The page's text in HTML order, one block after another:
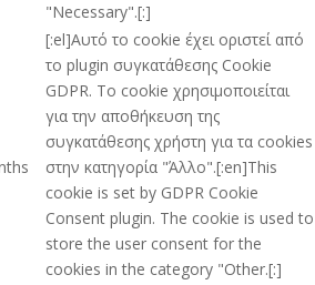
"Necessary".[:]
[:el]Αυτό το cookie έχει οριστεί από
το plugin συγκατάθεσης Cookie
GDPR. Το cookie χρησιμοποιείται
για την αποθήκευση της
συγκατάθεσης χρήστη για τα cookies
στην κατηγορία "Άλλο".[:en]This
cookie is set by GDPR Cookie
Consent plugin. The cookie is used to
store the user consent for the
cookies in the category "Other.[:]